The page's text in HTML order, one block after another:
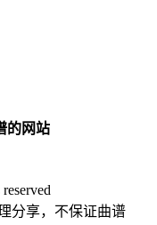
的网站
分享，不保证曲谱